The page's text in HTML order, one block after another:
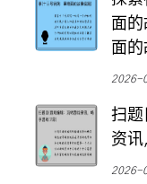
面
面
2026-
扫题
资
2026-